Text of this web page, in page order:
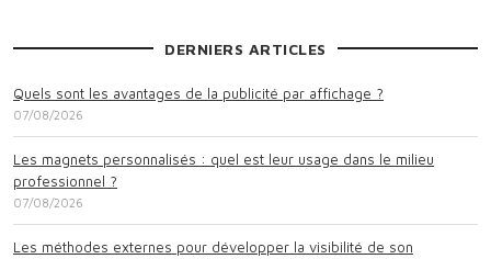
DERNIERS ARTICLES
Quels sont les avantages de la publicité par affichage ?
07/08/2026
Les magnets personnalisés : quel est leur usage dans le milieu
professionnel ?
07/08/2026
Les méthodes externes pour développer la visibilité de son